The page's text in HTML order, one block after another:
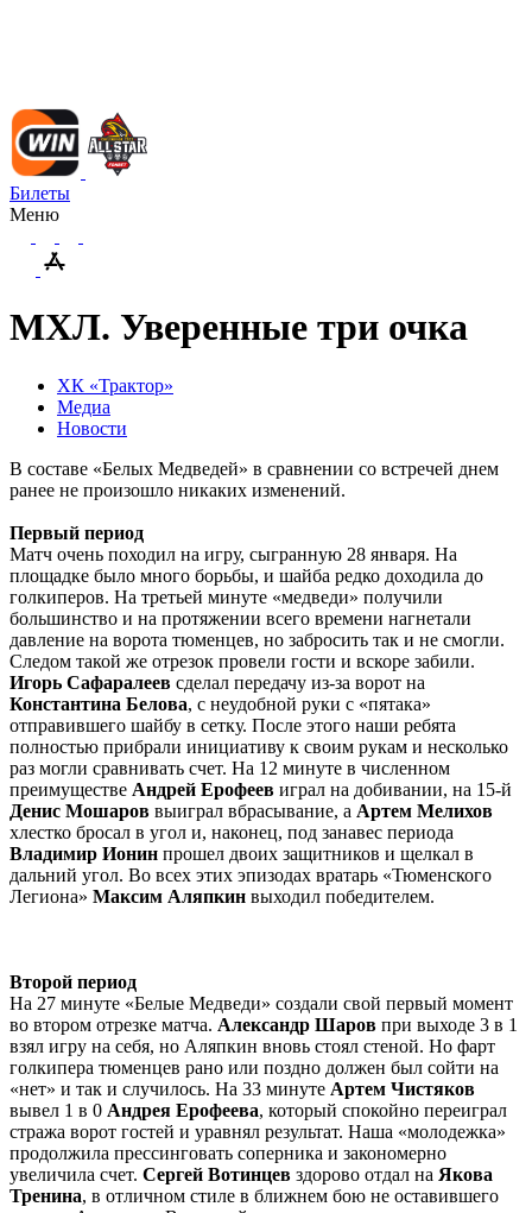
Билеты
Меню
МХЛ. Уверенные три очка
ХК «Трактор»
Медиа
Новости
В составе «Белых Медведей» в сравнении со встречей днем
ранее не произошло никаких изменений.
Первый период
Матч очень походил на игру, сыгранную 28 января. На
площадке было много борьбы, и шайба редко доходила до
голкиперов. На третьей минуте «медведи» получили
большинство и на протяжении всего времени нагнетали
давление на ворота тюменцев, но забросить так и не смогли.
Следом такой же отрезок провели гости и вскоре забили.
Игорь Сафаралеев сделал передачу из-за ворот на
Константина Белова, с неудобной руки с «пятака»
отправившего шайбу в сетку. После этого наши ребята
полностью прибрали инициативу к своим рукам и несколько
раз могли сравнивать счет. На 12 минуте в численном
преимуществе Андрей Ерофеев играл на добивании, на 15-й
Денис Мошаров выиграл вбрасывание, а Артем Мелихов
хлестко бросал в угол и, наконец, под занавес периода
Владимир Ионин прошел двоих защитников и щелкал в
дальний угол. Во всех этих эпизодах вратарь «Тюменского
Легиона» Максим Аляпкин выходил победителем.
Второй период
На 27 минуте «Белые Медведи» создали свой первый момент
во втором отрезке матча. Александр Шаров при выходе 3 в 1
взял игру на себя, но Аляпкин вновь стоял стеной. Но фарт
голкипера тюменцев рано или поздно должен был сойти на
«нет» и так и случилось. На 33 минуте Артем Чистяков
вывел 1 в 0 Андрея Ерофеева, который спокойно переиграл
стража ворот гостей и уравнял результат. Наша «молодежка»
продолжила прессинговать соперника и закономерно
увеличила счет. Сергей Вотинцев здорово отдал на Якова
Тренина, в отличном стиле в ближнем бою не оставившего